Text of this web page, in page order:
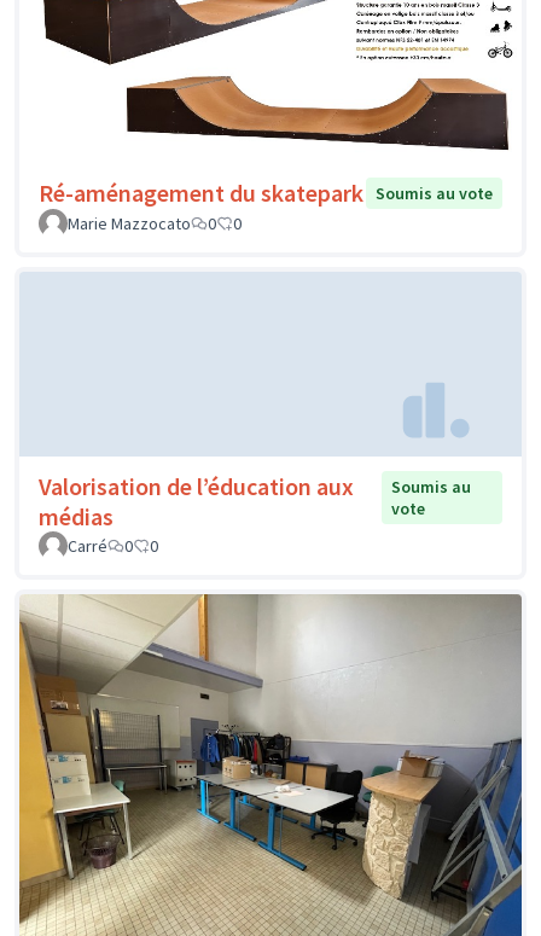
Ré-aménagement du skatepark Soumis au vote
Marie Mazzocato
0 0
Valorisation de l’éducation aux
médias
Soumis au
vote
Carré
0 0